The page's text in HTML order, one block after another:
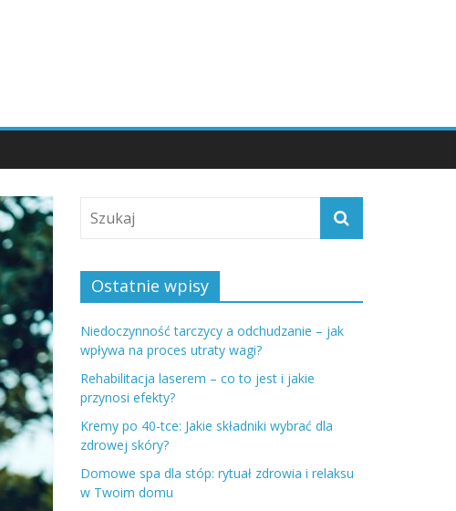
Ostatnie wpisy
Niedoczynność tarczycy a odchudzanie – jak
wpływa na proces utraty wagi?
Rehabilitacja laserem – co to jest i jakie
przynosi efekty?
Kremy po 40-tce: Jakie składniki wybrać dla
zdrowej skóry?
Domowe spa dla stóp: rytuał zdrowia i relaksu
w Twoim domu